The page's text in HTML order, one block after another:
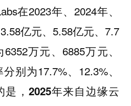
在2023年、2024年、
亿元、5.58亿元、7.7
万元、6885万元、
别为17.7%、12.3%、
， 2025年来自边缘云